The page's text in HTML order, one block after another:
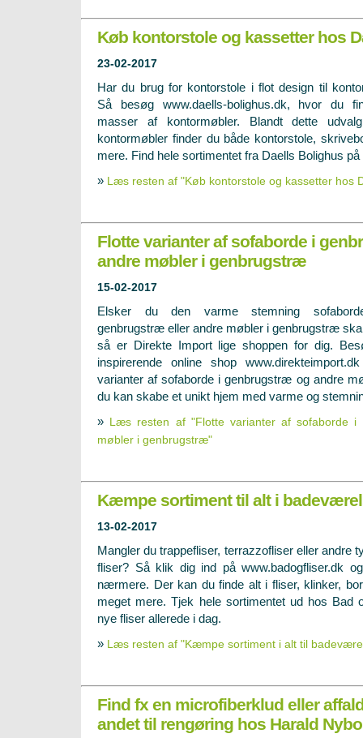
Køb kontorstole og kassetter hos
23-02-2017
Har du brug for kontorstole i flot design til
Så besøg www.daells-bolighus.dk, hvor du
masser af kontormøbler. Blandt dette
kontormøbler finder du både kontorstole,
mere. Find hele sortimentet fra Daells Bolighus på
» Læs resten af "Køb kontorstole og kassetter hos
Flotte varianter af sofaborde i
andre møbler i genbrugstræ
15-02-2017
Elsker du den varme stemning
genbrugstræ eller andre møbler i genbrugstræ
så er Direkte Import lige shoppen for dig.
inspirerende online shopwww.direkteimport.dk
varianter af sofaborde i genbrugstræ og andre
du kan skabe et unikt hjem med varme og
» Læs resten af "Flotte varianter af sofaborde i
møbler i genbrugstræ"
Kæmpe sortiment til alt i
13-02-2017
Mangler du trappefliser, terrazzofliser eller andre
fliser? Så klik dig ind på www.badogfliser.dk
nærmere. Der kan du finde alt i fliser, klinker,
meget mere. Tjek hele sortimentet ud hos Bad
nye fliser allerede i dag.
» Læs resten af "Kæmpe sortiment i alt til
Find fx en microfiberklud eller
andet til rengøring hos Harald